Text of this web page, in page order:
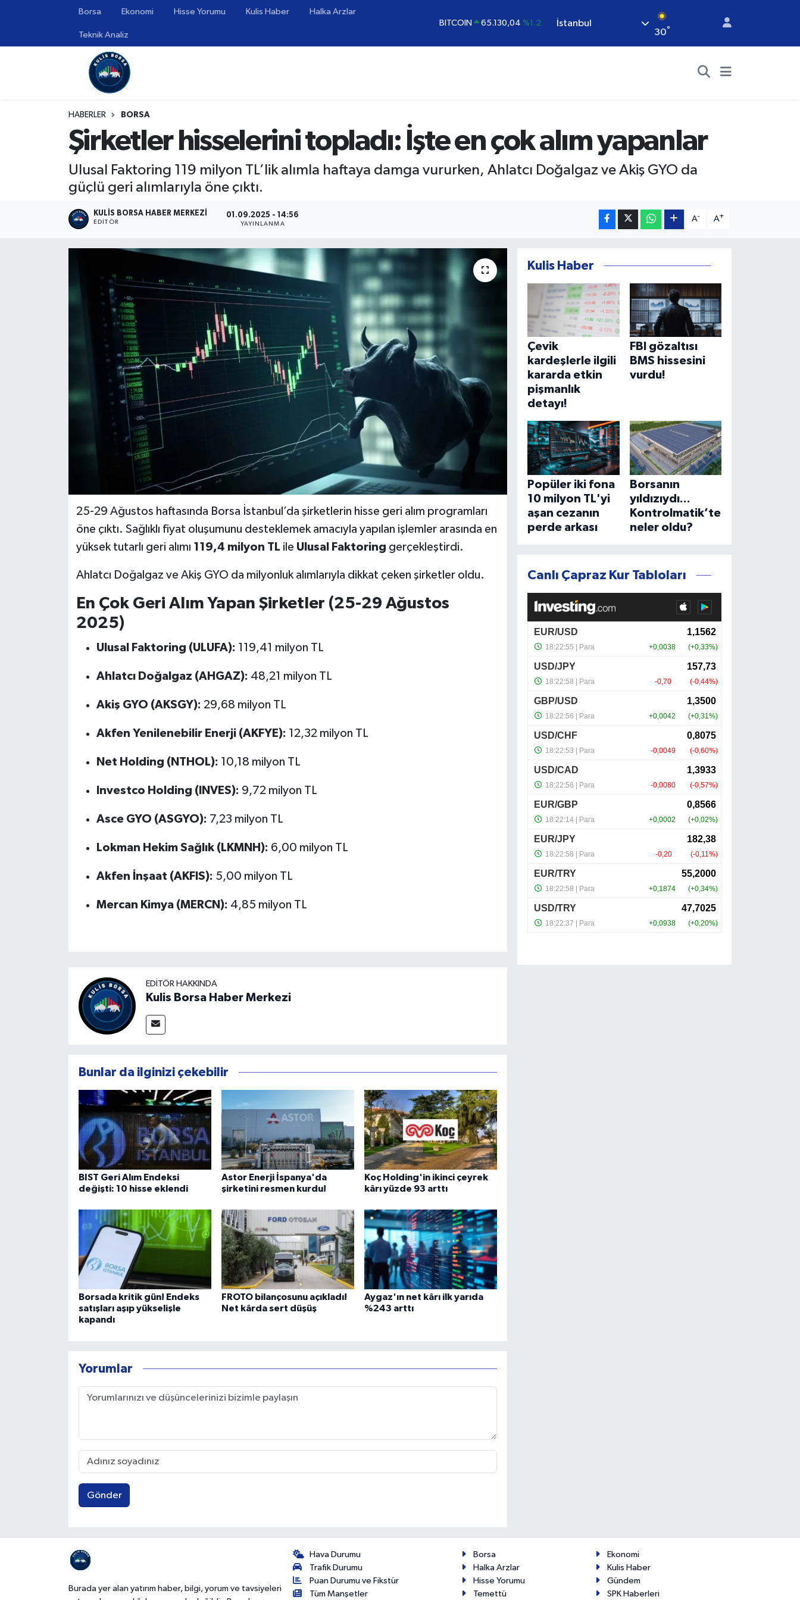
Borsa Ekonomi Hisse Yorumu Kulis Haber Halka Arzlar
Teknik Analiz
BITCOIN 65.130,04 %1.2
DOLAR 47,7106 %0.17
%-19
İstanbul
30°
HABERLER BORSA
Şirketler hisselerini topladı: İşte en çok alım yapanlar
Ulusal Faktoring 119 milyon TL’lik alımla haftaya damga vururken, Ahlatcı Doğalgaz ve Akiş GYO da
güçlü geri alımlarıyla öne çıktı.
KULIS BORSA HABER MERKEZI
EDITÖR
01.09.2025 - 14:56
YAYINLANMA
A- A+
25-29 Ağustos haftasında Borsa İstanbul’da şirketlerin hisse geri alım programları
öne çıktı. Sağlıklı fiyat oluşumunu desteklemek amacıyla yapılan işlemler arasında en
yüksek tutarlı geri alımı 119,4 milyon TL ile Ulusal Faktoring gerçekleştirdi.
Ahlatcı Doğalgaz ve Akiş GYO da milyonluk alımlarıyla dikkat çeken şirketler oldu.
En Çok Geri Alım Yapan Şirketler (25-29 Ağustos
2025)
Ulusal Faktoring (ULUFA): 119,41 milyon TL
Ahlatcı Doğalgaz (AHGAZ): 48,21 milyon TL
Akiş GYO (AKSGY): 29,68 milyon TL
Akfen Yenilenebilir Enerji (AKFYE): 12,32 milyon TL
Net Holding (NTHOL): 10,18 milyon TL
Investco Holding (INVES): 9,72 milyon TL
Asce GYO (ASGYO): 7,23 milyon TL
Lokman Hekim Sağlık (LKMNH): 6,00 milyon TL
Akfen İnşaat (AKFIS): 5,00 milyon TL
Mercan Kimya (MERCN): 4,85 milyon TL
EDITÖR HAKKINDA
Kulis Borsa Haber Merkezi
Bunlar da ilginizi çekebilir
BIST Geri Alım Endeksi
değişti: 10 hisse eklendi
Astor Enerji İspanya'da
şirketini resmen kurdu!
Koç Holding'in ikinci çeyrek
kârı yüzde 93 arttı
Borsada kritik gün! Endeks
satışları aşıp yükselişle
kapandı
FROTO bilançosunu açıkladı!
Net kârda sert düşüş
Aygaz'ın net kârı ilk yarıda
%243 arttı
Yorumlar
Gönder
Kulis Haber
Çevik
kardeşlerle ilgili
kararda etkin
pişmanlık
detayı!
FBI gözaltısı
BMS hissesini
vurdu!
Popüler iki fona
10 milyon TL'yi
aşan cezanın
perde arkası
Borsanın
yıldızıydı...
Kontrolmatik’te
neler oldu?
Canlı Çapraz Kur Tabloları
Burada yer alan yatırım haber, bilgi, yorum ve tavsiyeleri
Hava Durumu
Trafik Durumu
Puan Durumu ve Fikstür
Tüm Manşetler
Borsa
Ekonomi
Halka Arzlar
Kulis Haber
Hisse Yorumu
Gündem
Temettü
SPK Haberleri
Borsa
Hisse Yorumu
Halka Arzlar
Ekonomi
Hava Durumu
Trafik Durumu
Tüm Manşetler
Son Dakika Haberleri
Haber Arşivi